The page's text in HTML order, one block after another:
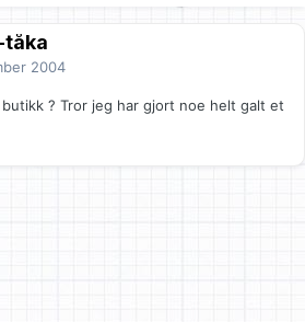
tåka
2004
? Tror jeg har gjort noe helt galt et